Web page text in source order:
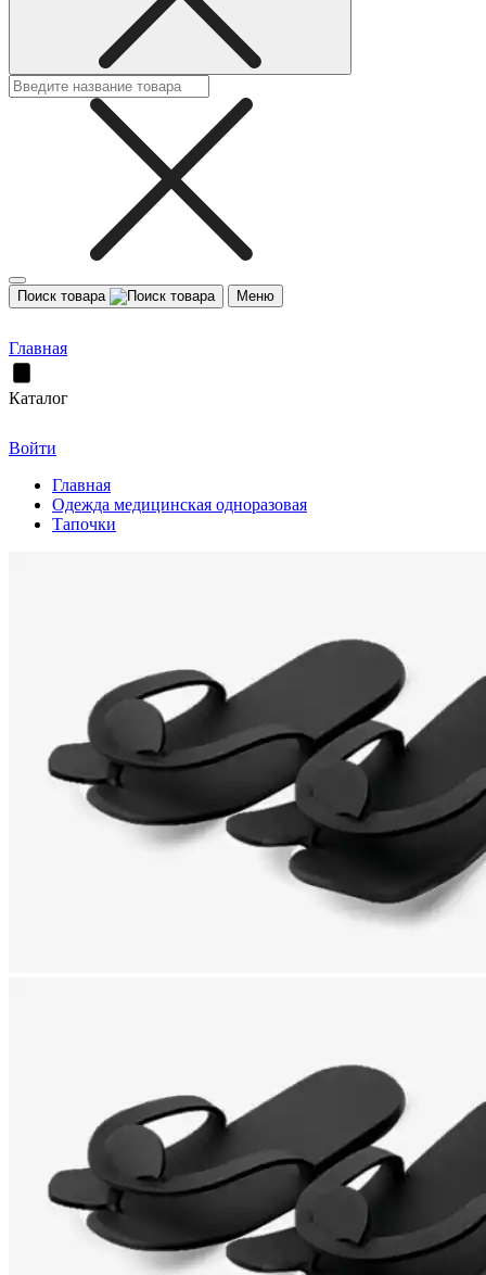
Поиск товара Меню
Главная
Каталог
Войти
Главная
Одежда медицинская одноразовая
Тапочки